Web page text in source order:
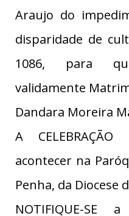
Araujo do
disparidade de
1086, para
validamente
Dandara Moreira
A
acontecer na
Penha, da Diocese
NOTIFIQUE-